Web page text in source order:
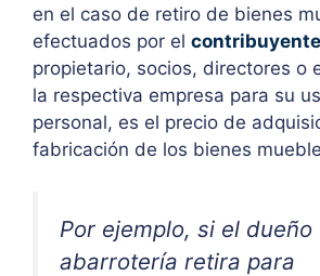
en el caso de retiro de bienes
efectuados por el contribuyente
propietario, socios, directores o
la respectiva empresa para su
personal, es el precio de
fabricación de los bienes
Por ejemplo, si el dueño
abarrotería retira para